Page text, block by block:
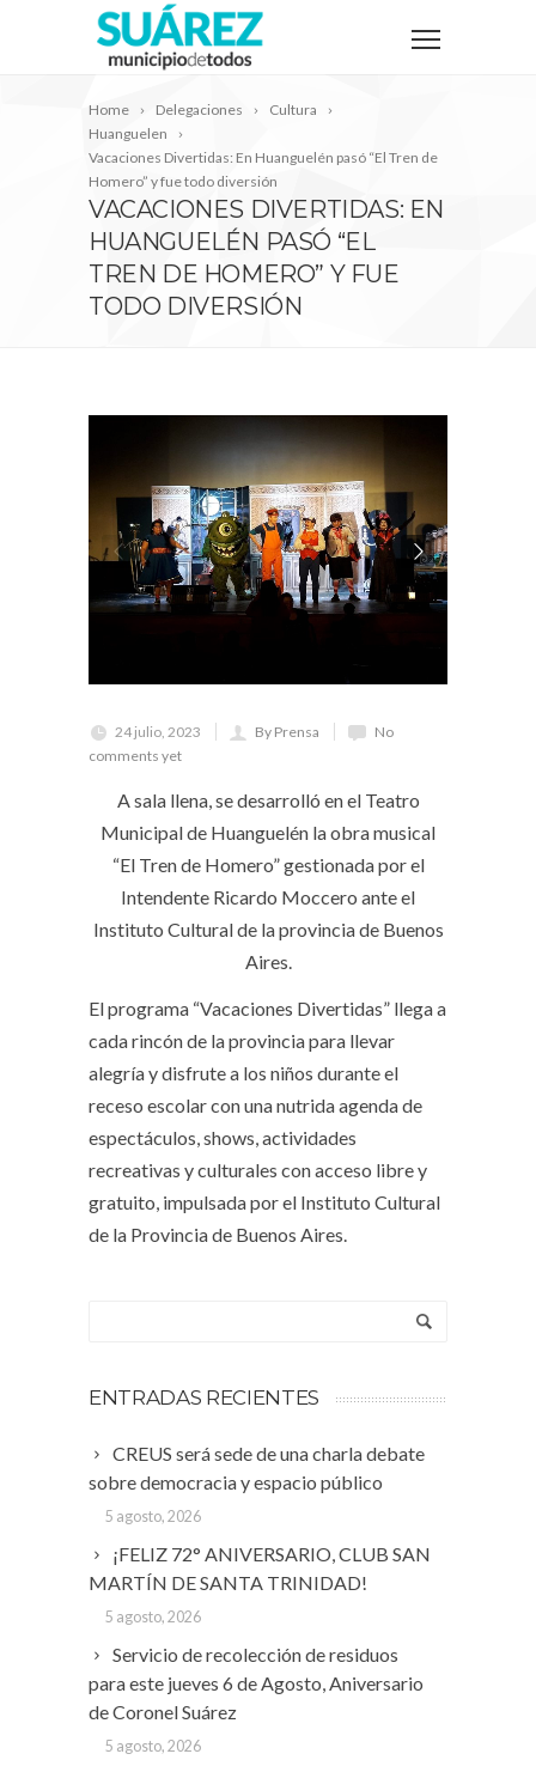
Home Delegaciones
Cultura
Huanguelen
Vacaciones Divertidas: En Huanguelén pasó “El Tren de
Homero” y fue todo diversión
VACACIONES DIVERTIDAS: EN
HUANGUELÉN PASÓ “EL
TREN DE HOMERO” Y FUE
TODO DIVERSIÓN
24 julio, 2023 By Prensa
No
comments yet
A sala llena, se desarrolló en el Teatro
Municipal de Huanguelén la obra musical
“El Tren de Homero” gestionada por el
Intendente Ricardo Moccero ante el
Instituto Cultural de la provincia de Buenos
Aires.
El programa “Vacaciones Divertidas” llega a
cada rincón de la provincia para llevar
alegría y disfrute a los niños durante el
receso escolar con una nutrida agenda de
espectáculos, shows, actividades
recreativas y culturales con acceso libre y
gratuito, impulsada por el Instituto Cultural
de la Provincia de Buenos Aires.
ENTRADAS RECIENTES
CREUS será sede de una charla debate
sobre democracia y espacio público
5 agosto, 2026
¡FELIZ 72° ANIVERSARIO, CLUB SAN
MARTÍN DE SANTA TRINIDAD!
5 agosto, 2026
Servicio de recolección de residuos
para este jueves 6 de Agosto, Aniversario
de Coronel Suárez
5 agosto, 2026